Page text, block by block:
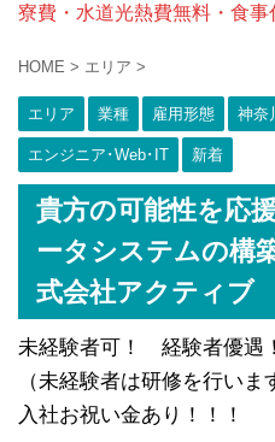
寮費・水道光熱費無料・食事
HOME > エリア >
エリア 業種 雇用形態 神奈
エンジニア･Web･IT 新着
貴方の可能性を応
ータシステムの構
式会社アクティブ
未経験者可！ 経験者優遇
（未経験者は研修を行いま
入社お祝い金あり！！！